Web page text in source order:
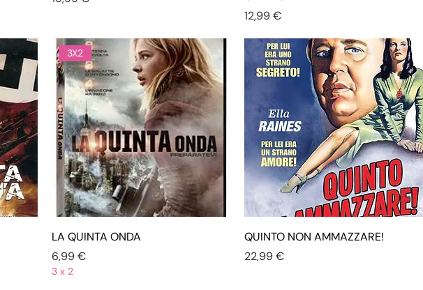
Prezzo
12,99 €
3X2
LA QUINTA ONDA
Prezzo
6,99 €
3 x 2
QUINTO NON AMMAZZARE!
Prezzo
22,99 €